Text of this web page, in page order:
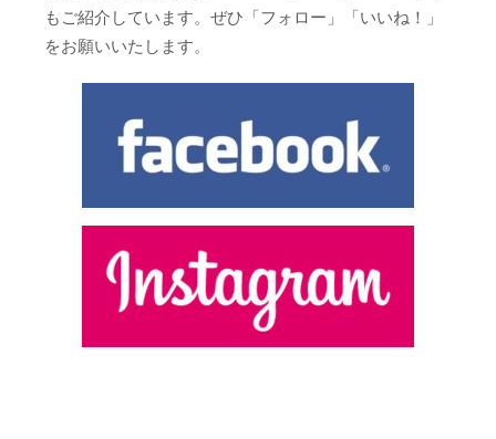
もご紹介しています。ぜひ「フォロー」「いいね！」
をお願いいたします。